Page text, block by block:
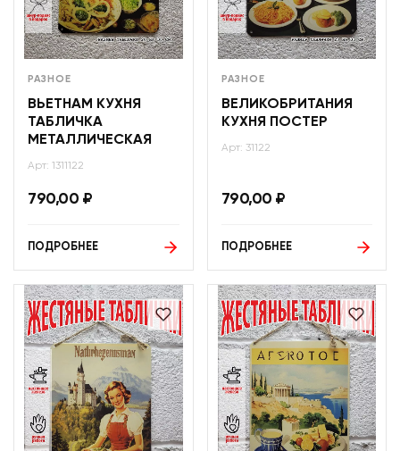
РАЗНОЕ
ВЬЕТНАМ КУХНЯ
ТАБЛИЧКА
МЕТАЛЛИЧЕСКАЯ
Арт: 1311122
790,00 ₽
ПОДРОБНЕЕ
РАЗНОЕ
ВЕЛИКОБРИТАНИЯ
КУХНЯ ПОСТЕР
Арт: 31122
790,00 ₽
ПОДРОБНЕЕ